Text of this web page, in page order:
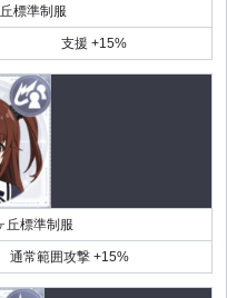
標準制服
支援 +15%
丘標準制服
通常範囲攻撃 +15%